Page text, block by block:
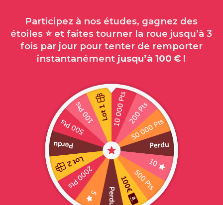
Participez à nos études, gagnez des
étoiles ⭐ et faites tourner la roue jusqu’à 3
fois par jour pour tenter de remporter
instantanément jusqu’à 100 € !